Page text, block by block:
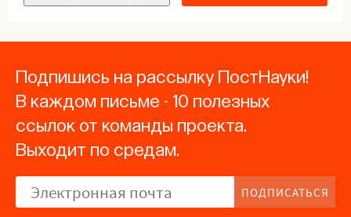
Подпишись на рассылку ПостНауки!
В каждом письме - 10 полезных
ссылок от команды проекта.
Выходит по средам.
ПОДПИСАТЬСЯ